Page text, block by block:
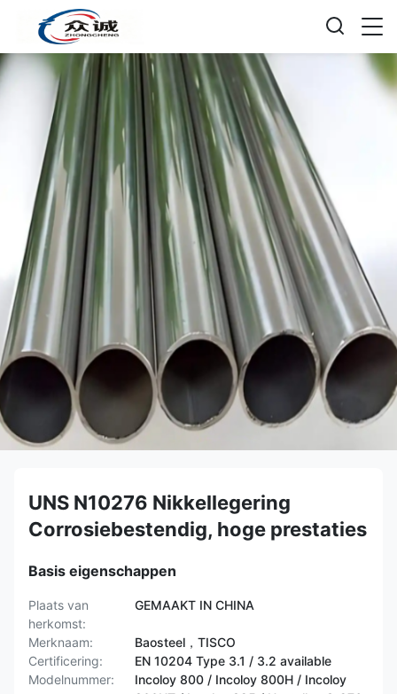
UNS N10276 Nikkellegering
Corrosiebestendig, hoge prestaties
Basis eigenschappen
Plaats van
herkomst:
GEMAAKT IN CHINA
Merknaam:
Baosteel，TISCO
Certificering:
EN 10204 Type 3.1 / 3.2 available
Modelnummer:
Incoloy 800 / Incoloy 800H / Incoloy